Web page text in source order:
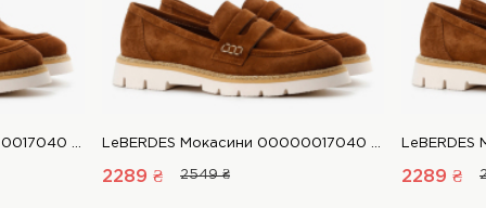
LeBERDES Мокасини 00000017040 1 Магазин взуття “Favorite Shoes” LeBERDES Мокасини 00000017040 1 Магазин взуття “Favorite Shoes”
2289 ₴ 2549 ₴ 2289 ₴